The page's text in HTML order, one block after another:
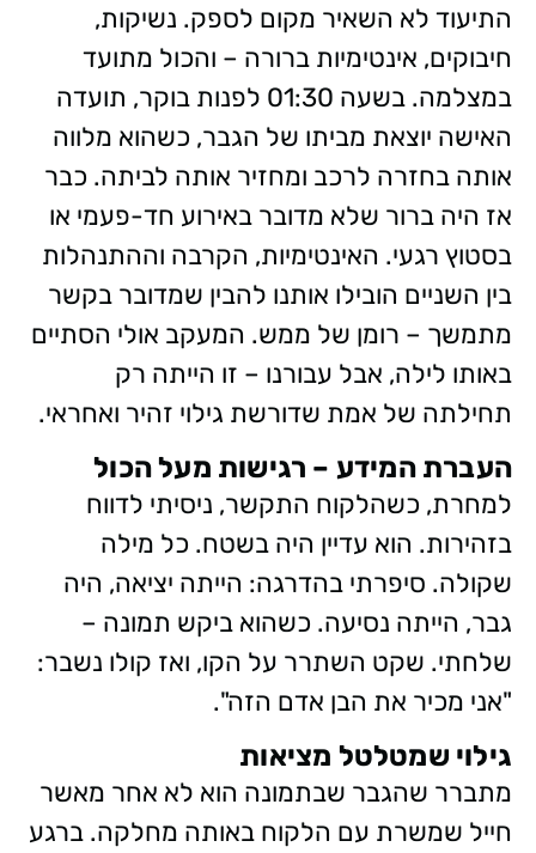
התיעוד לא השאיר מקום לספק. נשיקות,
חיבוקים, אינטימיות ברורה – והכול מתועד
במצלמה. בשעה 01:30 לפנות בוקר, תועדה
האישה יוצאת מביתו של הגבר, כשהוא מלווה
אותה בחזרה לרכב ומחזיר אותה לביתה. כבר
אז היה ברור שלא מדובר באירוע חד-פעמי או
בסטוץ רגעי. האינטימיות, הקרבה וההתנהלות
בין השניים הובילו אותנו להבין שמדובר בקשר
מתמשך – רומן של ממש. המעקב אולי הסתיים
באותו לילה, אבל עבורנו – זו הייתה רק
תחילתה של אמת שדורשת גילוי זהיר ואחראי.
העברת המידע – רגישות מעל הכול
למחרת, כשהלקוח התקשר, ניסיתי לדווח
בזהירות. הוא עדיין היה בשטח. כל מילה
שקולה. סיפרתי בהדרגה: הייתה יציאה, היה
גבר, הייתה נסיעה. כשהוא ביקש תמונה –
שלחתי. שקט השתרר על הקו, ואז קולו נשבר:
"אני מכיר את הבן אדם הזה".
גילוי שמטלטל מציאות
מתברר שהגבר שבתמונה הוא לא אחר מאשר
חייל שמשרת עם הלקוח באותה מחלקה. ברגע